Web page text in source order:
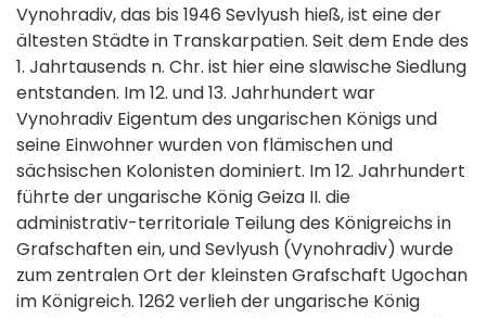
Vynohradiv, das bis 1946 Sevlyush hieß, ist eine der
ältesten Städte in Transkarpatien. Seit dem Ende des
1. Jahrtausends n. Chr. ist hier eine slawische Siedlung
entstanden. Im 12. und 13. Jahrhundert war
Vynohradiv Eigentum des ungarischen Königs und
seine Einwohner wurden von flämischen und
sächsischen Kolonisten dominiert. Im 12. Jahrhundert
führte der ungarische König Geiza II. die
administrativ-territoriale Teilung des Königreichs in
Grafschaften ein, und Sevlyush (Vynohradiv) wurde
zum zentralen Ort der kleinsten Grafschaft Ugochan
im Königreich. 1262 verlieh der ungarische König